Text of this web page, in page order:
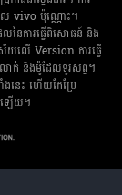
ល vivo ប៉ុណ្ណោះ។
លនៃការធ្វើពិសោធន៍ និង
រ័យលើ Version ការធ្វើ
លាក់ និងម៉ូដែលទូរសព្ទ។
ងនេះ ហើយកែប្រែ
ើយ។